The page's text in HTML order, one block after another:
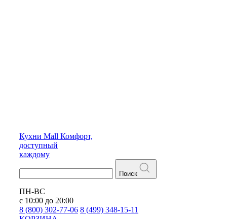
Кухни Mall Комфорт,
доступный
каждому
Поиск
ПН-ВС
с 10:00 до 20:00
8 (800) 302-77-06 8 (499) 348-15-11